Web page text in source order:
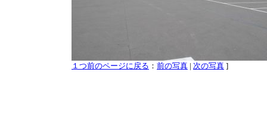
１つ前のページに戻る ： 前の写真 | 次の写真 ]